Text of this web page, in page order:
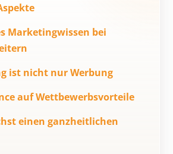
Marketingwissen bei
ist nicht nur Werbung
auf Wettbewerbsvorteile
einen ganzheitlichen